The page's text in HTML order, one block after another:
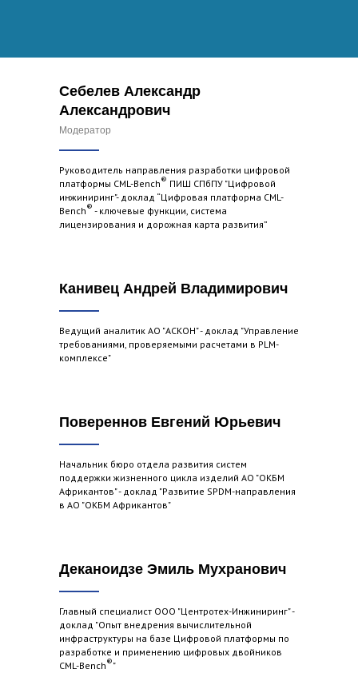
Себелев Александр
Александрович
Модератор
Руководитель направления разработки цифровой
платформы CML-Bench® ПИШ СПбПУ "Цифровой
инжиниринг"- доклад “Цифровая платформа CML-
Bench® - ключевые функции, система
лицензирования и дорожная карта развития”
Канивец Андрей Владимирович
Ведущий аналитик АО "АСКОН" - доклад "Управление
требованиями, проверяемыми расчетами в PLM-
комплексе"
Повереннов Евгений Юрьевич
Начальник бюро отдела развития систем
поддержки жизненного цикла изделий АО "ОКБМ
Африкантов" - доклад "Развитие SPDM-направления
в АО "ОКБМ Африкантов"
Деканоидзе Эмиль Мухранович
Главный специалист ООО "Центротех-Инжиниринг" -
доклад "Опыт внедрения вычислительной
инфраструктуры на базе Цифровой платформы по
разработке и применению цифровых двойников
CML-Bench®"